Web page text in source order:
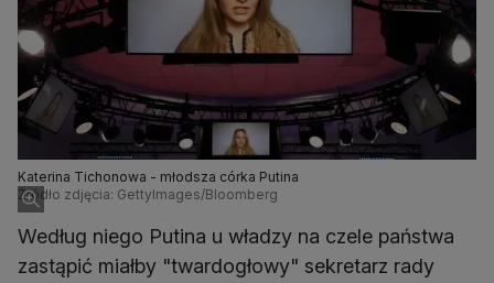
Katerina Tichonowa - młodsza córka Putina
Źródło zdjęcia: GettyImages/Bloomberg
Według niego Putina u władzy na czele państwa
zastąpić miałby "twardogłowy" sekretarz rady